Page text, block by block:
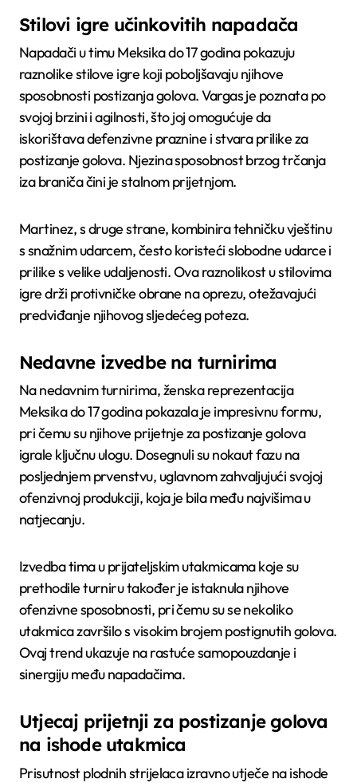
Stilovi igre učinkovitih napadača
Napadači u timu Meksika do 17 godina pokazuju
raznolike stilove igre koji poboljšavaju njihove
sposobnosti postizanja golova. Vargas je poznata po
svojoj brzini i agilnosti, što joj omogućuje da
iskorištava defenzivne praznine i stvara prilike za
postizanje golova. Njezina sposobnost brzog trčanja
iza braniča čini je stalnom prijetnjom.
Martinez, s druge strane, kombinira tehničku vještinu
s snažnim udarcem, često koristeći slobodne udarce i
prilike s velike udaljenosti. Ova raznolikost u stilovima
igre drži protivničke obrane na oprezu, otežavajući
predviđanje njihovog sljedećeg poteza.
Nedavne izvedbe na turnirima
Na nedavnim turnirima, ženska reprezentacija
Meksika do 17 godina pokazala je impresivnu formu,
pri čemu su njihove prijetnje za postizanje golova
igrale ključnu ulogu. Dosegnuli su nokaut fazu na
posljednjem prvenstvu, uglavnom zahvaljujući svojoj
ofenzivnoj produkciji, koja je bila među najvišima u
natjecanju.
Izvedba tima u prijateljskim utakmicama koje su
prethodile turniru također je istaknula njihove
ofenzivne sposobnosti, pri čemu su se nekoliko
utakmica završilo s visokim brojem postignutih golova.
Ovaj trend ukazuje na rastuće samopouzdanje i
sinergiju među napadačima.
Utjecaj prijetnji za postizanje golova
na ishode utakmica
Prisutnost plodnih strijelaca izravno utječe na ishode